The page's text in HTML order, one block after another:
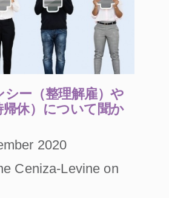
ー（整理解雇）や
休）について聞か
2020
Ceniza-Levine on